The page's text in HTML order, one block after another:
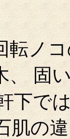
転ノ
、 固
下で
肌の